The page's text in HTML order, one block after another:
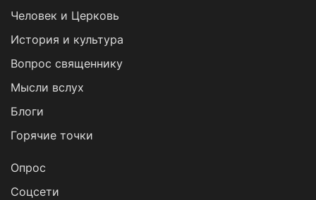
Человек и Церковь
История и культура
Вопрос священнику
Мысли вслух
Блоги
Горячие точки
Опрос
Cоцсети